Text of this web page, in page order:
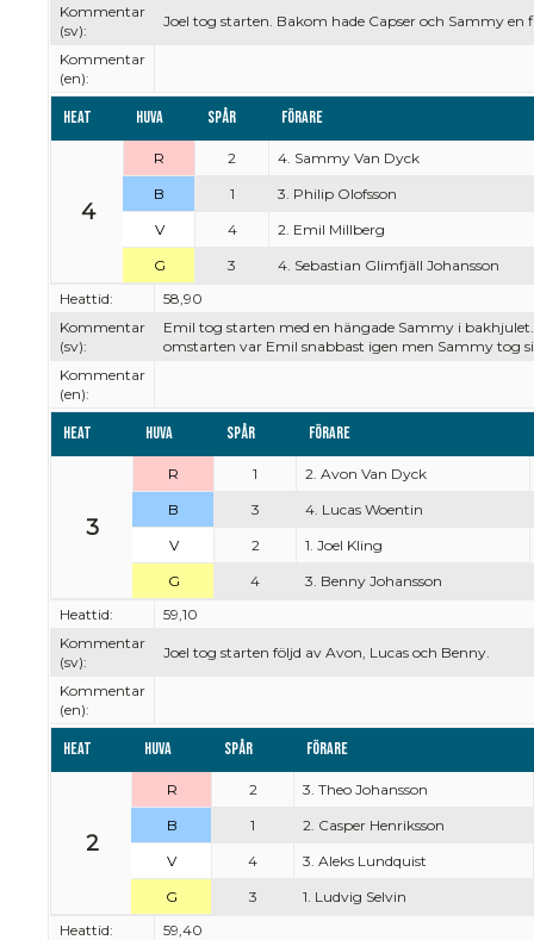
Kommentar
(sv):
Joel tog starten. Bakom hade Capser och Sammy en
Kommentar
(en):
Heat Huva Spår Förare
4
R 2
4. Sammy Van Dyck
B
1
3. Philip Olofsson
V
4
2. Emil Millberg
G
3
4. Sebastian Glimfjäll Johansson
Heattid:
58,90
Kommentar
(sv):
Emil tog starten med en hängade Sammy i
omstarten var Emil snabbast igen men Sammy tog
Kommentar
(en):
Heat Huva Spår Förare
3
R 1
2. Avon Van Dyck
B
3
4. Lucas Woentin
V
2
1. Joel Kling
G
4
3. Benny Johansson
Heattid:
59,10
Kommentar
(sv):
Joel tog starten följd av Avon, Lucas och Benny.
Kommentar
(en):
Heat Huva Spår Förare
2
R 2
3. Theo Johansson
B
1
2. Casper Henriksson
V
4
3. Aleks Lundquist
G
3
1. Ludvig Selvin
Heattid:
59,40